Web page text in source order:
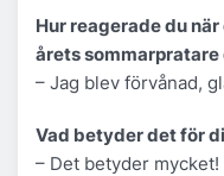
Hur reagerade du
årets sommarpratare
– Jag blev förvånad,
Vad betyder det för
– Det betyder